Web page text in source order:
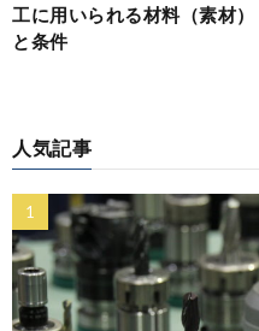
工に用いられる材料（素材）
と条件
人気記事